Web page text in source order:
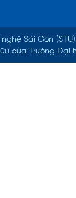
Sài Gòn
của Trường Đại